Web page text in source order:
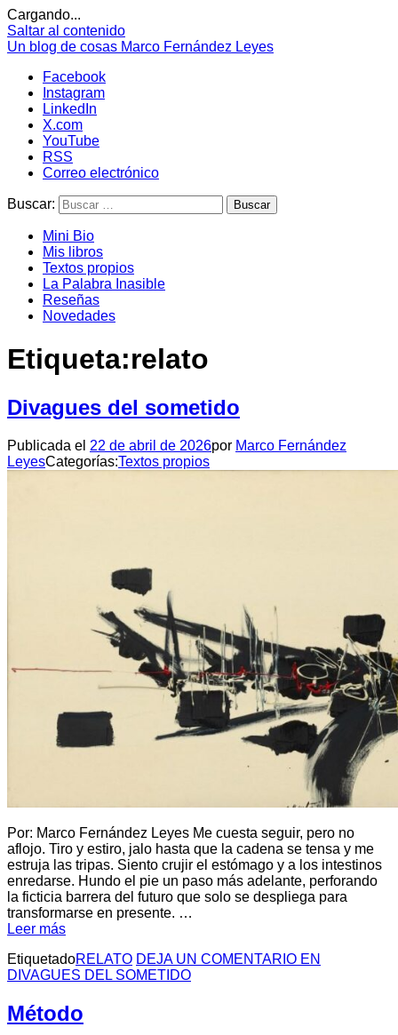
Cargando...
Saltar al contenido
Un blog de cosas Marco Fernández Leyes
Facebook
Instagram
LinkedIn
X.com
YouTube
RSS
Correo electrónico
Buscar:
Mini Bio
Mis libros
Textos propios
La Palabra Inasible
Reseñas
Novedades
Etiqueta:relato
Divagues del sometido
Publicada el 22 de abril de 2026por Marco Fernández
LeyesCategorías:Textos propios
Por: Marco Fernández Leyes Me cuesta seguir, pero no
aflojo. Tiro y estiro, jalo hasta que la cadena se tensa y me
estruja las tripas. Siento crujir el estómago y a los intestinos
enredarse. Hundo el pie un paso más adelante, perforando
la ficticia barrera del futuro que solo se despliega para
transformarse en presente. …
Leer más
EtiquetadoRELATO DEJA UN COMENTARIO EN
DIVAGUES DEL SOMETIDO
Método